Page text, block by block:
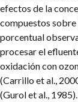
efectos de la
compuestos sobre
porcentual
procesar el
oxidación con
(Carrillo et al.,
(Gurol et al.,